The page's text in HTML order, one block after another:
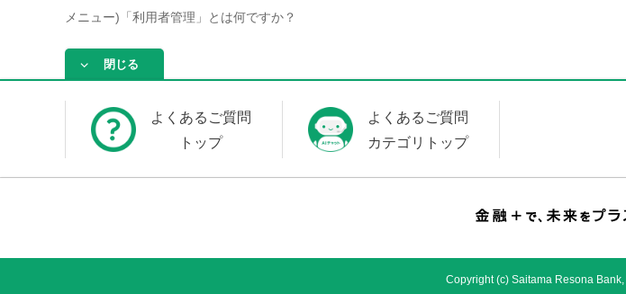
メニュー)「利用者管理」とは何ですか？
閉じる
よくあるご質問
トップ
よくあるご質問
カテゴリトップ
Copyright (c) Saitama Resona